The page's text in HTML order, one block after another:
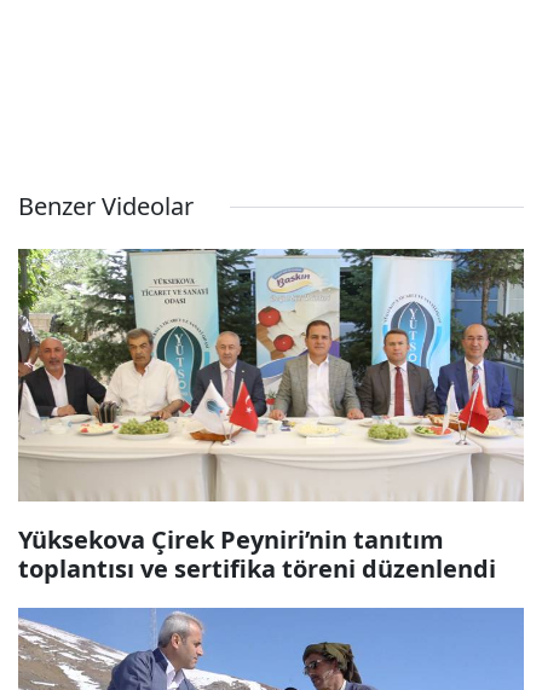
Benzer Videolar
Yüksekova Çirek Peyniri’nin tanıtım
toplantısı ve sertifika töreni düzenlendi